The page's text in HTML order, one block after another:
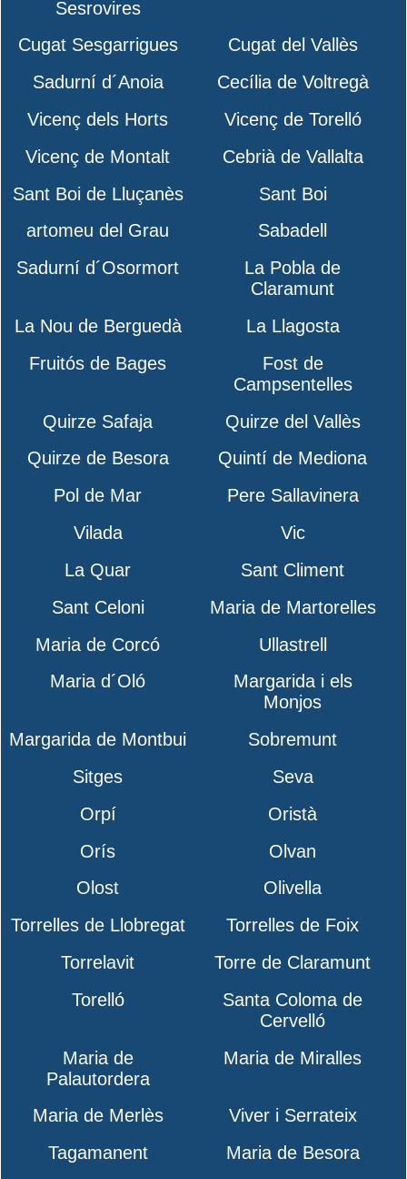
Sesrovires
Cugat Sesgarrigues
Cugat del Vallès
Sadurní d´Anoia
Cecília de Voltregà
Vicenç dels Horts
Vicenç de Torelló
Vicenç de Montalt
Cebrià de Vallalta
Sant Boi de Lluçanès
Sant Boi
artomeu del Grau
Sabadell
Sadurní d´Osormort
La Pobla de
Claramunt
La Nou de Berguedà
La Llagosta
Fruitós de Bages
Fost de
Campsentelles
Quirze Safaja
Quirze del Vallès
Quirze de Besora
Quintí de Mediona
Pol de Mar
Pere Sallavinera
Vilada
Vic
La Quar
Sant Climent
Sant Celoni
Maria de Martorelles
Maria de Corcó
Ullastrell
Maria d´Oló
Margarida i els
Monjos
Margarida de Montbui
Sobremunt
Sitges
Seva
Orpí
Oristà
Orís
Olvan
Olost
Olivella
Torrelles de Llobregat
Torrelles de Foix
Torrelavit
Torre de Claramunt
Torelló
Santa Coloma de
Cervelló
Maria de
Palautordera
Maria de Miralles
Maria de Merlès
Viver i Serrateix
Tagamanent
Maria de Besora